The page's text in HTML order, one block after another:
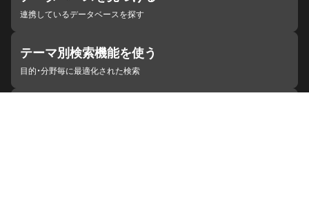
連携しているデータベースを探す
テーマ別検索機能を使う
目的・分野毎に最適化された検索